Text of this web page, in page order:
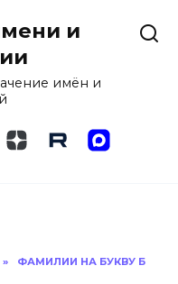
и
имён и
» ФАМИЛИИ НА БУКВУ Б